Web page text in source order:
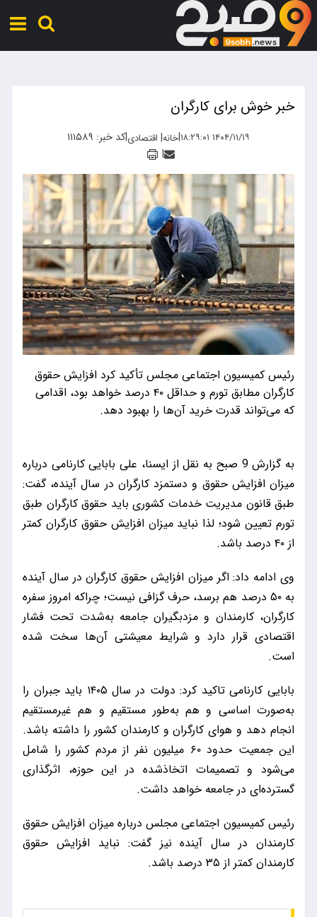
خبر خوش برای کارگران
۱۴۰۴/۱۱/۱۹ ۱۸:۲۹:۰۱ |خانه| اقتصادی|کد خبر: ۱۱۱۵۸۹
|
رئیس کمیسیون اجتماعی مجلس تأکید کرد افزایش حقوق
کارگران مطابق تورم و حداقل ۴۰ درصد خواهد بود، اقدامی
که می‌تواند قدرت خرید آن‌ها را بهبود دهد.
به گزارش 9 صبح به نقل از ایسنا، علی بابایی کارنامی درباره
میزان افزایش حقوق و دستمزد کارگران در سال آینده، گفت:
طبق قانون مدیریت خدمات کشوری باید حقوق کارگران طبق
تورم تعیین شود؛ لذا نباید میزان افزایش حقوق کارگران کمتر
از ۴۰ درصد باشد.
وی ادامه داد: اگر میزان افزایش حقوق کارگران در سال آینده
به ۵۰ درصد هم برسد، حرف گزافی نیست؛ چراکه امروز سفره
کارگران، کارمندان و مزدبگیران جامعه به‌شدت تحت فشار
اقتصادی قرار دارد و شرایط معیشتی آن‌ها سخت شده
است.
بابایی کارنامی تاکید کرد: دولت در سال ۱۴۰۵ باید جبران را
به‌صورت اساسی و هم به‌طور مستقیم و هم غیرمستقیم
انجام دهد و هوای کارگران و کارمندان کشور را داشته باشد.
این جمعیت حدود ۶۰ میلیون نفر از مردم کشور را شامل
می‌شود و تصمیمات اتخاذشده در این حوزه، اثرگذاری
گسترده‌ای در جامعه خواهد داشت.
رئیس کمیسیون اجتماعی مجلس درباره میزان افزایش حقوق
کارمندان در سال آینده نیز گفت: نباید افزایش حقوق
کارمندان کمتر از ۳۵ درصد باشد.